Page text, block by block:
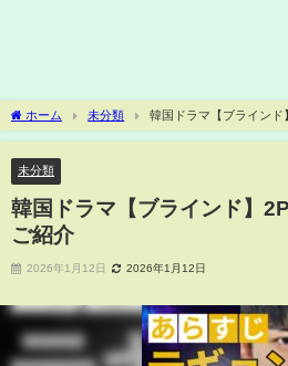
ホーム 未分類 韓国ドラマ【ブライン
未分類
韓国ドラマ【ブラインド】
ご紹介
2026年1月12日 2026年1月12日